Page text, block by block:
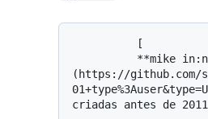
(https://github.com/